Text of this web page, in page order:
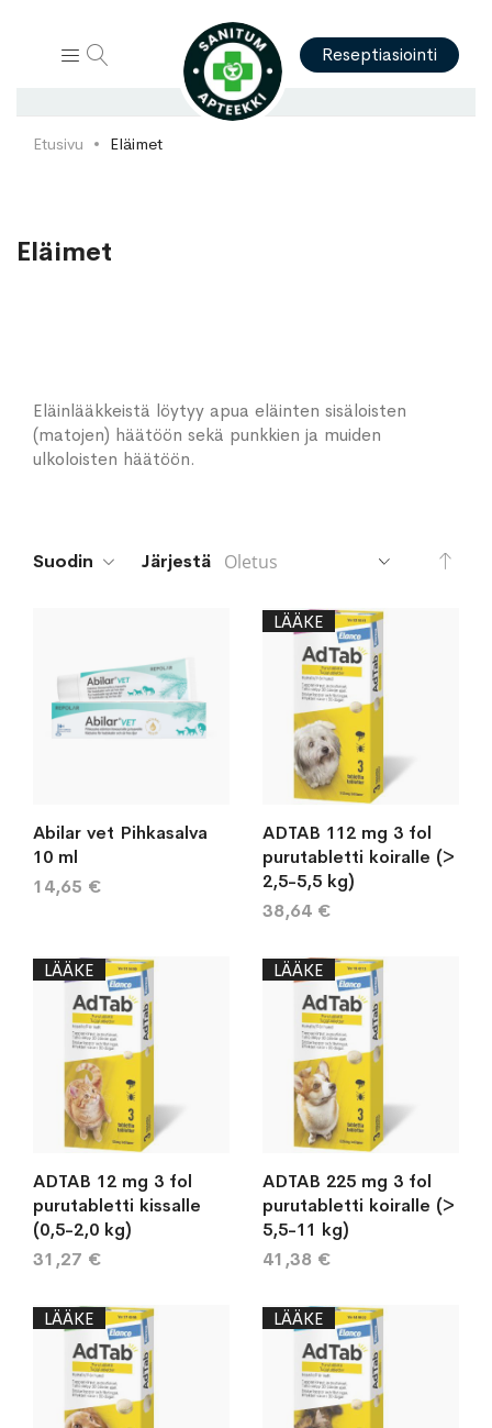
Reseptiasiointi
Etusivu Eläimet
Eläimet
Eläinlääkkeistä löytyy apua eläinten sisäloisten
(matojen) häätöön sekä punkkien ja muiden
ulkoloisten häätöön.
Suodin Järjestä
Abilar vet Pihkasalva
10 ml
14,65 €
LÄÄKE
ADTAB 112 mg 3 fol
purutabletti koiralle (>
2,5-5,5 kg)
38,64 €
LÄÄKE
ADTAB 12 mg 3 fol
purutabletti kissalle
(0,5-2,0 kg)
31,27 €
LÄÄKE
ADTAB 225 mg 3 fol
purutabletti koiralle (>
5,5-11 kg)
41,38 €
LÄÄKE LÄÄKE